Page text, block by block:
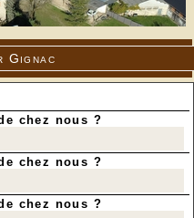
Gignac
chez nous ?
chez nous ?
chez nous ?